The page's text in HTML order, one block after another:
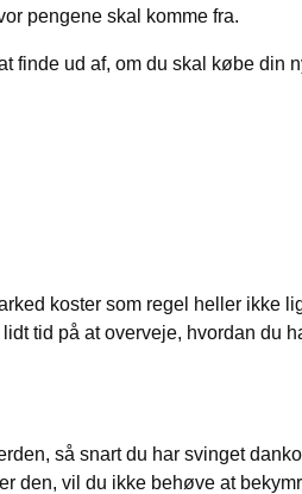
pengene skal komme fra.
ud af, om du skal købe din
koster som regel heller ikke
tid på at overveje, hvordan du
så snart du har svinget
vil du ikke behøve at